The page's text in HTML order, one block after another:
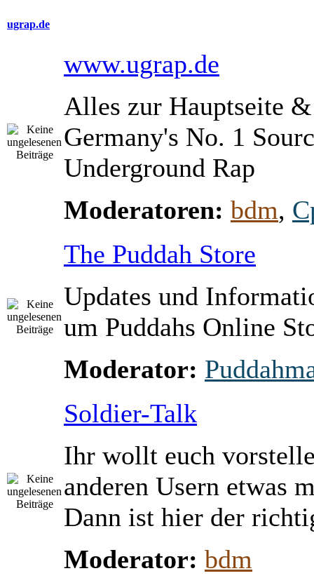
ugrap.de
www.ugrap.de
Alles zur Hauptseite
Germany's No. 1
Underground Rap
Moderatoren: bdm,
The Puddah Store
Updates und
um Puddahs Online
Moderator:
Soldier-Talk
Ihr wollt euch
anderen Usern etwas
Dann ist hier der
Moderator: bdm